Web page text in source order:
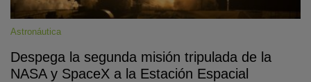
Astronáutica
Despega la segunda misión tripulada de la
NASA y SpaceX a la Estación Espacial